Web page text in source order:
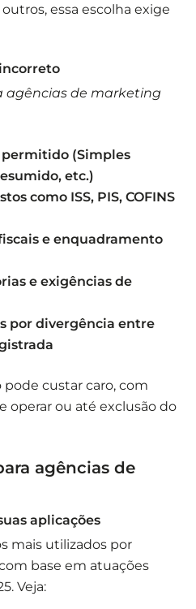
essa escolha exige
agências de marketing
(Simples
etc.)
como ISS, PIS, COFINS
e enquadramento
e exigências de
por divergência entre
pode custar caro, com
operar ou até exclusão do
agências de
aplicações
mais utilizados por
base em atuações
Veja: